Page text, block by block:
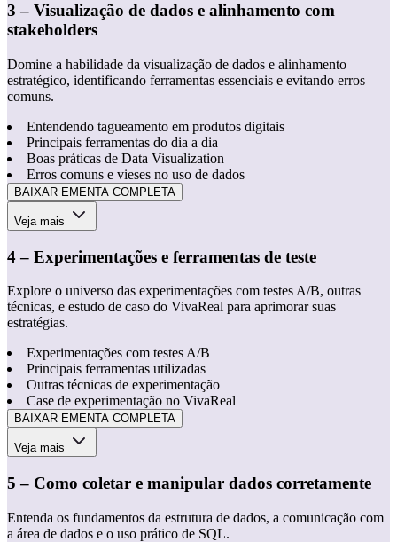
3 – Visualização de dados e alinhamento com
stakeholders
Domine a habilidade da visualização de dados e alinhamento
estratégico, identificando ferramentas essenciais e evitando erros
comuns.
Entendendo tagueamento em produtos digitais
Principais ferramentas do dia a dia
Boas práticas de Data Visualization
Erros comuns e vieses no uso de dados
BAIXAR EMENTA COMPLETA
Veja mais
4 – Experimentações e ferramentas de teste
Explore o universo das experimentações com testes A/B, outras
técnicas, e estudo de caso do VivaReal para aprimorar suas
estratégias.
Experimentações com testes A/B
Principais ferramentas utilizadas
Outras técnicas de experimentação
Case de experimentação no VivaReal
BAIXAR EMENTA COMPLETA
Veja mais
5 – Como coletar e manipular dados corretamente
Entenda os fundamentos da estrutura de dados, a comunicação com
a área de dados e o uso prático de SQL.